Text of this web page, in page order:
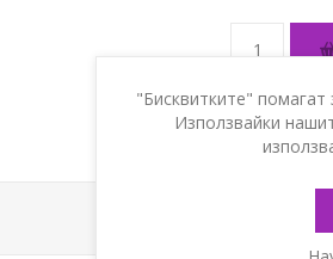
"Бисквитките"
Използвайки